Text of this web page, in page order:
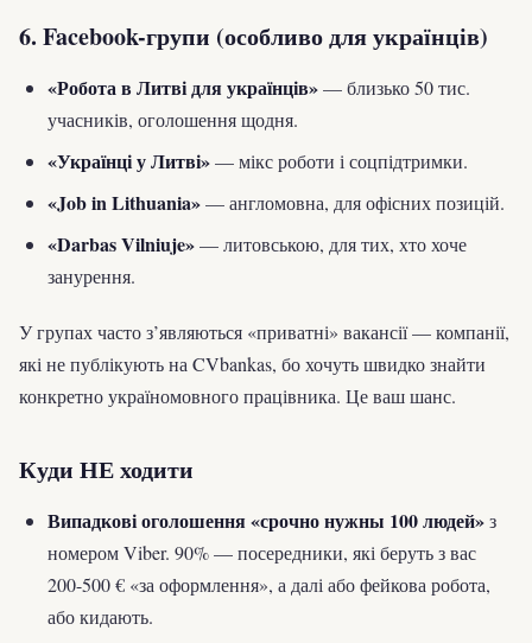
6. Facebook-групи (особливо для українців)
«Робота в Литві для українців»— близько 50 тис.
учасників, оголошення щодня.
«Українці у Литві»— мікс роботи і соцпідтримки.
«Job in Lithuania»— англомовна, для офісних позицій.
«Darbas Vilniuje»— литовською, для тих, хто хоче
занурення.
У групах часто з’являються «приватні» вакансії — компанії,
які не публікують на CVbankas, бо хочуть швидко знайти
конкретно україномовного працівника. Це ваш шанс.
Куди НЕ ходити
Випадкові оголошення «срочно нужны 100 людей»з
номером Viber. 90% — посередники, які беруть з вас
200-500 € «за оформлення», а далі або фейкова робота,
або кидають.